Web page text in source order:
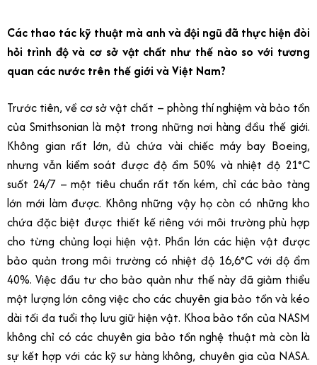
Các thao tác kỹ thuật mà anh và đội ngũ đã thực hiện đòi
hỏi trình độ và cơ sở vật chất như thế nào so với tương
quan các nước trên thế giới và Việt Nam?
Trước tiên, về cơ sở vật chất – phòng thí nghiệm và bảo tồn
của Smithsonian là một trong những nơi hàng đầu thế giới.
Không gian rất lớn, đủ chứa vài chiếc máy bay Boeing,
nhưng vẫn kiểm soát được độ ẩm 50% và nhiệt độ 21°C
suốt 24/7 – một tiêu chuẩn rất tốn kém, chỉ các bảo tàng
lớn mới làm được. Không những vậy họ còn có những kho
chứa đặc biệt được thiết kế riêng với môi trường phù hợp
cho từng chủng loại hiện vật. Phần lớn các hiện vật được
bảo quản trong môi trường có nhiệt độ 16,6°C với độ ẩm
40%. Việc đầu tư cho bảo quản như thế này đã giảm thiểu
một lượng lớn công việc cho các chuyên gia bảo tồn và kéo
dài tối đa tuổi thọ lưu giữ hiện vật. Khoa bảo tồn của NASM
không chỉ có các chuyên gia bảo tồn nghệ thuật mà còn là
sự kết hợp với các kỹ sư hàng không, chuyên gia của NASA.